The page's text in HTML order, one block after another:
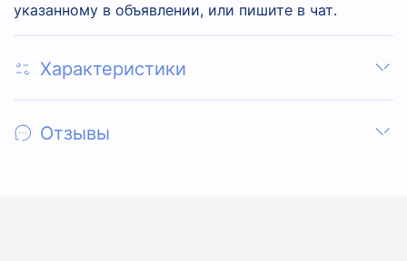
указанному в объявлении, или пишите в чат.
Характеристики
Отзывы